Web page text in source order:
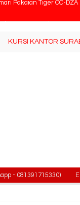
Kantor High Point One OD
KURSI KANTOR
Email :